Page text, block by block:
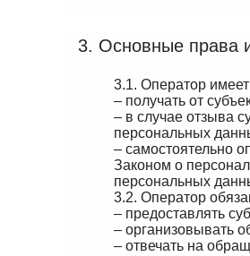
3. Основные права
3.1. Оператор
– получать от
– в случае отзыва
персональных
– самостоятельно
Законом о
персональных
3.2. Оператор
– предоставлять
– организовывать
– отвечать на